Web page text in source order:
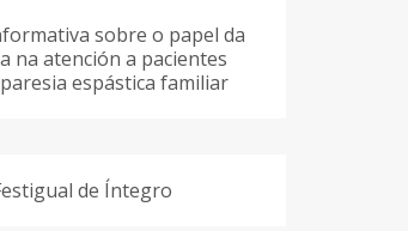
sobre o papel da
na atención a pacientes
espástica familiar
de Íntegro